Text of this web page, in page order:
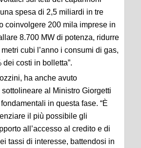
spesa di 2,5 miliardi in tre
coinvolgere 200 mila imprese in
8.700 MW di potenza, ridurre
cubi l’anno i consumi di gas,
dei costi in bolletta”.
ha anche avuto
sottolineare al Ministro Giorgetti
in questa fase. “È
il più possibile gli
all’accesso al credito e di
tassi di interesse, battendosi in